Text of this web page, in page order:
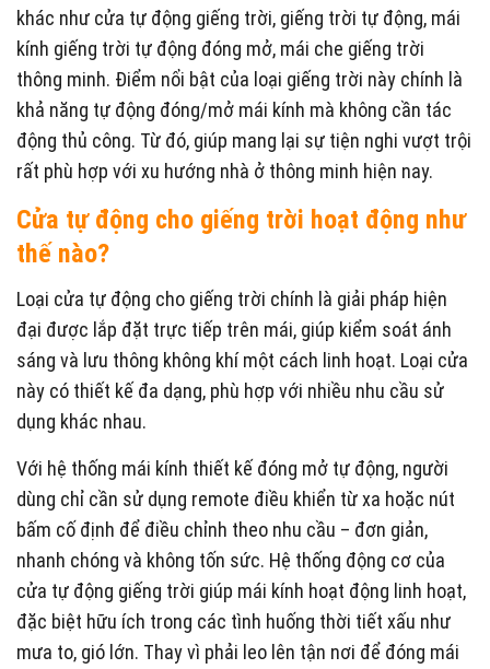
khác như cửa tự động giếng trời, giếng trời tự động, mái
kính giếng trời tự động đóng mở, mái che giếng trời
thông minh. Điểm nổi bật của loại giếng trời này chính là
khả năng tự động đóng/mở mái kính mà không cần tác
động thủ công. Từ đó, giúp mang lại sự tiện nghi vượt trội
rất phù hợp với xu hướng nhà ở thông minh hiện nay.
Cửa tự động cho giếng trời hoạt động như
thế nào?
Loại cửa tự động cho giếng trời chính là giải pháp hiện
đại được lắp đặt trực tiếp trên mái, giúp kiểm soát ánh
sáng và lưu thông không khí một cách linh hoạt. Loại cửa
này có thiết kế đa dạng, phù hợp với nhiều nhu cầu sử
dụng khác nhau.
Với hệ thống mái kính thiết kế đóng mở tự động, người
dùng chỉ cần sử dụng remote điều khiển từ xa hoặc nút
bấm cố định để điều chỉnh theo nhu cầu – đơn giản,
nhanh chóng và không tốn sức. Hệ thống động cơ của
cửa tự động giếng trời giúp mái kính hoạt động linh hoạt,
đặc biệt hữu ích trong các tình huống thời tiết xấu như
mưa to, gió lớn. Thay vì phải leo lên tận nơi để đóng mái